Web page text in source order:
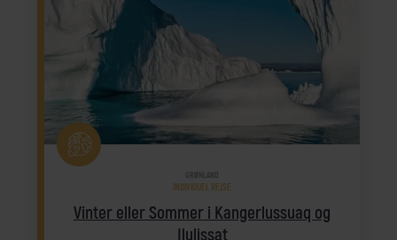
Vinter eller Sommer i Kangerlussuaq og
Ilulissat
GRØNLAND
INDIVIDUEL REJSE